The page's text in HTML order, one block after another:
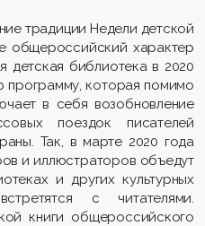
традиции Недели детской
общероссийский характер
детская библиотека в 2020
программу, которая помимо
в себя возобновление
поездок писателей
Так, в марте 2020 года
и иллюстраторов объедут
и других культурных
с читателями.
книги общероссийского